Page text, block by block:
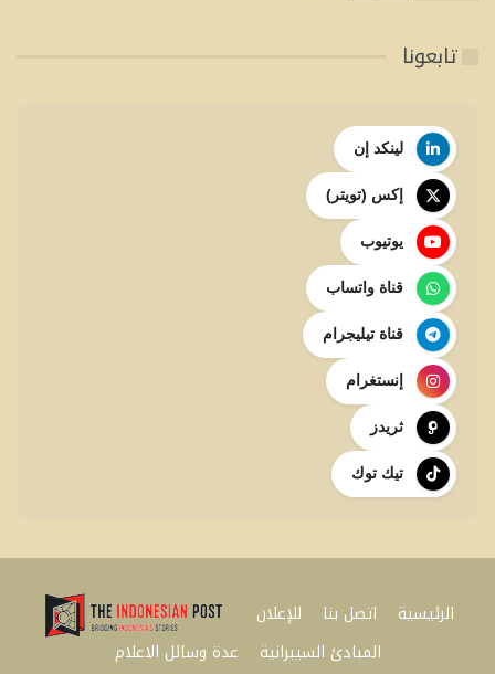
تابعونا
لينكد إن
إكس (تويتر)
يوتيوب
قناة واتساب
قناة تيليجرام
إنستغرام
ثريدز
تيك توك
الرئيسية اتصل بنا
للإعلان
المبادئ السيبرانية
عدة وسائل الاعلام